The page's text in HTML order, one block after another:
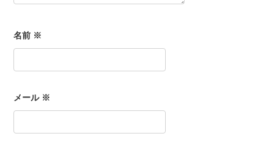
名前 ※
メール ※